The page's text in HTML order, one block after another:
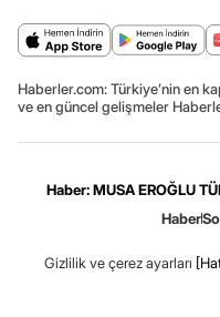
Haberler.com: Türkiye’nin en
ve en güncel gelişmeler
Haber: MUSA EROĞLU
Haber
Gizlilik ve çerez ayarları